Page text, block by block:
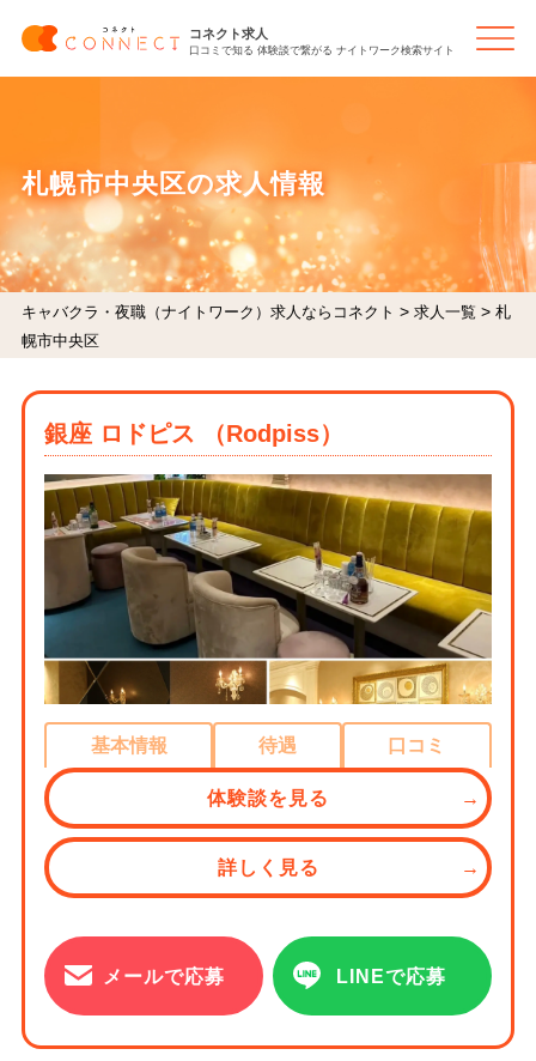
コネクト求人
口コミで知る 体験談で繋がる ナイトワーク検索サイト
札幌市中央区の求人情報
キャバクラ・夜職（ナイトワーク）求人ならコネクト > 求人一覧 > 札
幌市中央区
銀座 ロドピス （Rodpiss）
基本情報 待遇 口コミ
体験談を見る
詳しく見る
メールで応募 LINEで応募